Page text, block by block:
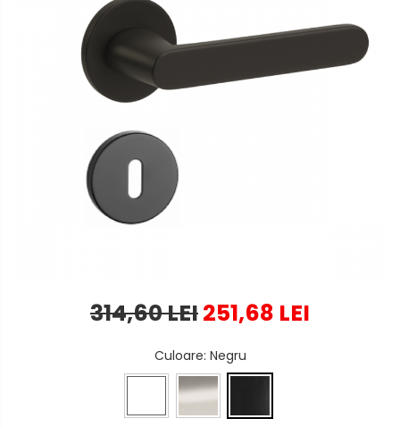
314,60 LEI251,68 LEI
Culoare: Negru